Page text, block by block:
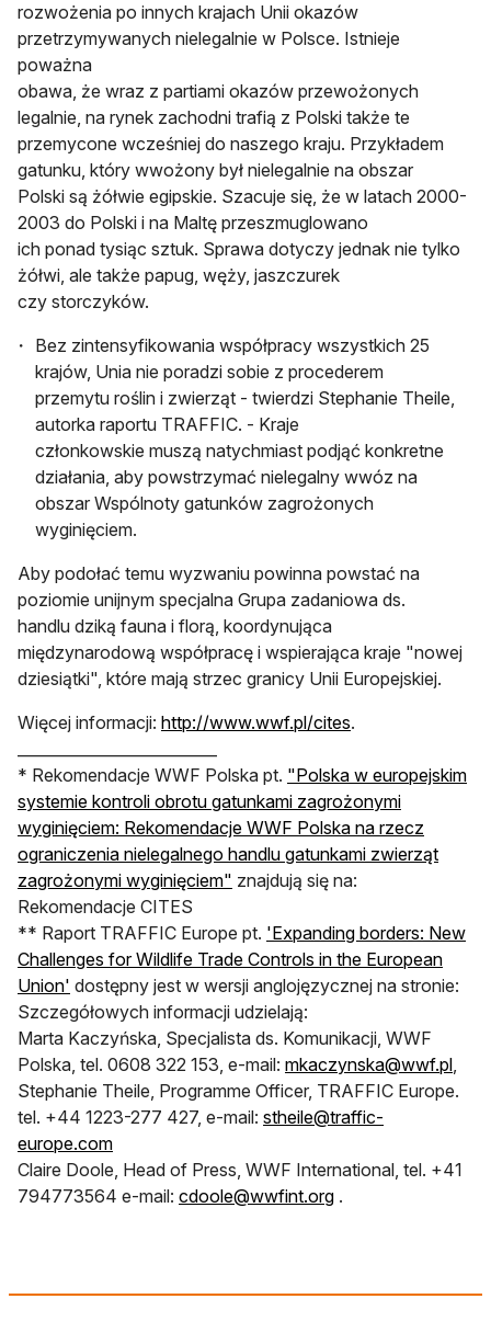
rozwożenia po innych krajach Unii okazów
przetrzymywanych nielegalnie w Polsce. Istnieje
poważna
obawa, że wraz z partiami okazów przewożonych
legalnie, na rynek zachodni trafią z Polski także te
przemycone wcześniej do naszego kraju. Przykładem
gatunku, który wwożony był nielegalnie na obszar
Polski są żółwie egipskie. Szacuje się, że w latach 2000-
2003 do Polski i na Maltę przeszmuglowano
ich ponad tysiąc sztuk. Sprawa dotyczy jednak nie tylko
żółwi, ale także papug, węży, jaszczurek
czy storczyków.
Bez zintensyfikowania współpracy wszystkich 25
krajów, Unia nie poradzi sobie z procederem
przemytu roślin i zwierząt - twierdzi Stephanie Theile,
autorka raportu TRAFFIC. - Kraje
członkowskie muszą natychmiast podjąć konkretne
działania, aby powstrzymać nielegalny wwóz na
obszar Wspólnoty gatunków zagrożonych
wyginięciem.
Aby podołać temu wyzwaniu powinna powstać na
poziomie unijnym specjalna Grupa zadaniowa ds.
handlu dziką fauna i florą, koordynująca
międzynarodową współpracę i wspierająca kraje "nowej
dziesiątki", które mają strzec granicy Unii Europejskiej.
Więcej informacji: http://www.wwf.pl/cites.
* Rekomendacje WWF Polska pt. "Polska w europejskim
systemie kontroli obrotu gatunkami zagrożonymi
wyginięciem: Rekomendacje WWF Polska na rzecz
ograniczenia nielegalnego handlu gatunkami zwierząt
zagrożonymi wyginięciem" znajdują się na:
Rekomendacje CITES
** Raport TRAFFIC Europe pt. 'Expanding borders: New
Challenges for Wildlife Trade Controls in the European
Union' dostępny jest w wersji anglojęzycznej na stronie:
Szczegółowych informacji udzielają:
Marta Kaczyńska, Specjalista ds. Komunikacji, WWF
Polska, tel. 0608 322 153, e-mail: mkaczynska@wwf.pl,
Stephanie Theile, Programme Officer, TRAFFIC Europe.
tel. +44 1223-277 427, e-mail: stheile@traffic-
europe.com
Claire Doole, Head of Press, WWF International, tel. +41
794773564 e-mail: cdoole@wwfint.org .